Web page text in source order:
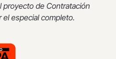
proyecto de Contratación
el especial completo.